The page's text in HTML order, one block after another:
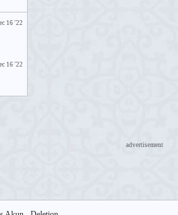
16 '22
16 '22
advertisement